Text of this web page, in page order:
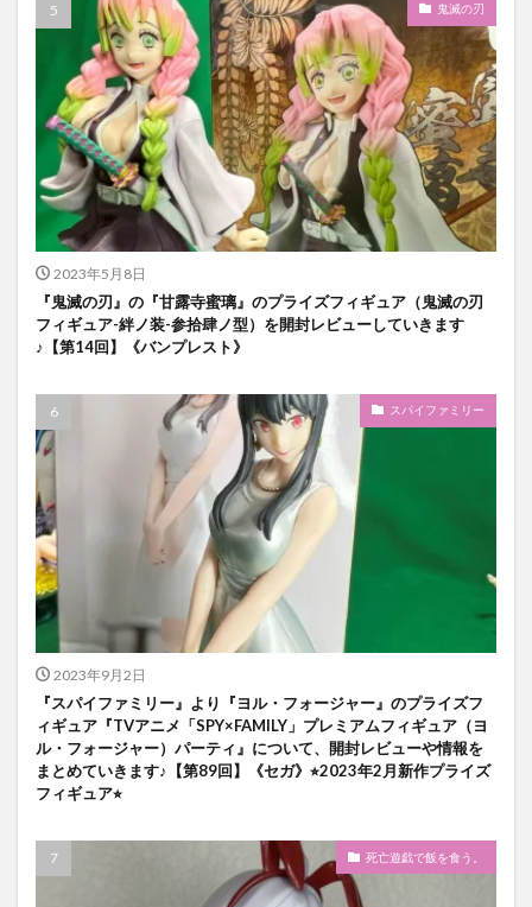
鬼滅の刃
2023年5月8日
『鬼滅の刃』の『甘露寺蜜璃』のプライズフィギュア（鬼滅の刃
フィギュア-絆ノ装-参拾肆ノ型）を開封レビューしていきます
♪【第14回】《バンプレスト》
スパイファミリー
2023年9月2日
『スパイファミリー』より『ヨル・フォージャー』のプライズフ
ィギュア『TVアニメ「SPY×FAMILY」プレミアムフィギュア（ヨ
ル・フォージャー）パーティ』について、開封レビューや情報を
まとめていきます♪【第89回】《セガ》⭐︎2023年2月新作プライズ
フィギュア⭐︎
死亡遊戯で飯を食う。